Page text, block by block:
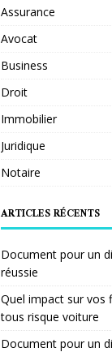
Assurance
Avocat
Business
Droit
Immobilier
Juridique
Notaire
ARTICLES RÉCENTS
Document pour un
réussie
Quel impact sur vos
tous risque voiture
Document pour un